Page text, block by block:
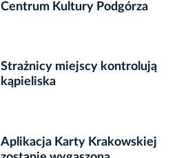
Centrum Kultury Podgórza
Strażnicy miejscy kontrolują
kąpieliska
Aplikacja Karty Krakowskiej